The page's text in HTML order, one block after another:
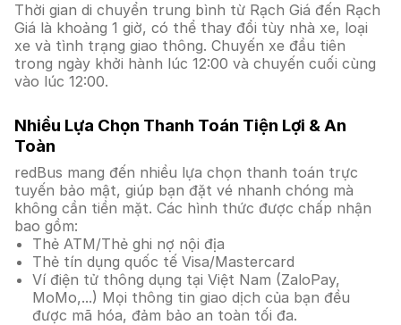
Thời gian di chuyển trung bình từ Rạch Giá đến Rạch
Giá là khoảng 1 giờ, có thể thay đổi tùy nhà xe, loại
xe và tình trạng giao thông. Chuyến xe đầu tiên
trong ngày khởi hành lúc 12:00 và chuyến cuối cùng
vào lúc 12:00.
Nhiều Lựa Chọn Thanh Toán Tiện Lợi & An
Toàn
redBus mang đến nhiều lựa chọn thanh toán trực
tuyến bảo mật, giúp bạn đặt vé nhanh chóng mà
không cần tiền mặt. Các hình thức được chấp nhận
bao gồm:
Thẻ ATM/Thẻ ghi nợ nội địa
Thẻ tín dụng quốc tế Visa/Mastercard
Ví điện tử thông dụng tại Việt Nam (ZaloPay,
MoMo,...) Mọi thông tin giao dịch của bạn đều
được mã hóa, đảm bảo an toàn tối đa.